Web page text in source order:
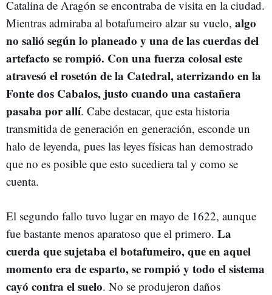
Catalina de Aragón se encontraba de visita en la ciudad.
Mientras admiraba al botafumeiro alzar su vuelo, algo
no salió según lo planeado y una de las cuerdas del
artefacto se rompió. Con una fuerza colosal este
atravesó el rosetón de la Catedral, aterrizando en la
Fonte dos Cabalos, justo cuando una castañera
pasaba por allí. Cabe destacar, que esta historia
transmitida de generación en generación, esconde un
halo de leyenda, pues las leyes físicas han demostrado
que no es posible que esto sucediera tal y como se
cuenta.
El segundo fallo tuvo lugar en mayo de 1622, aunque
fue bastante menos aparatoso que el primero. La
cuerda que sujetaba el botafumeiro, que en aquel
momento era de esparto, se rompió y todo el sistema
cayó contra el suelo. No se produjeron daños